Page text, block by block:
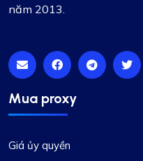
năm 2013.
Mua proxy
Giá ủy quyền